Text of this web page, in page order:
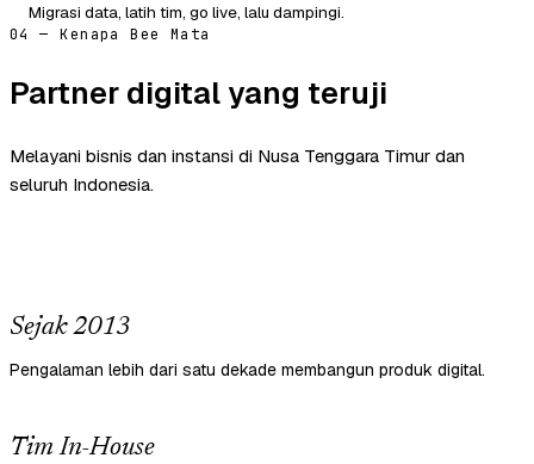
Migrasi data, latih tim, go live, lalu dampingi.
04 — Kenapa Bee Mata
Partner digital yang teruji
Melayani bisnis dan instansi di Nusa Tenggara Timur dan
seluruh Indonesia.
Sejak 2013
Pengalaman lebih dari satu dekade membangun produk digital.
Tim In-House